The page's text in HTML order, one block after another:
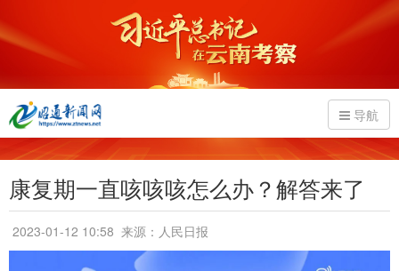
导航
康复期一直咳咳咳怎么办？解答来了
2023-01-12 10:58 来源：人民日报